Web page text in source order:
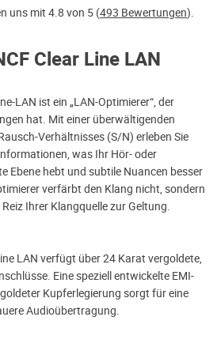
uns mit 4.8 von 5 (493 Bewertungen).
Clear Line LAN
LAN ist ein „LAN-Optimierer“, der
hat. Mit einer überwältigenden
Verhältnisses (S/N) erleben Sie
was Ihr Hör- oder
Ebene hebt und subtile Nuancen besser
verfärbt den Klang nicht, sondern
Ihrer Klangquelle zur Geltung.
LAN verfügt über 24 Karat vergoldete,
Eine speziell entwickelte EMI-
Kupferlegierung sorgt für eine
Audioübertragung.